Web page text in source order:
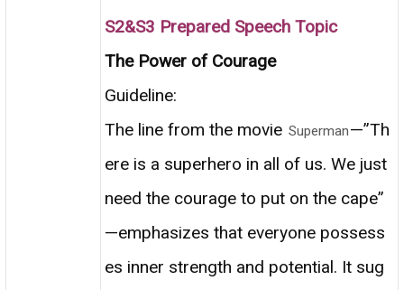
S2&S3 Prepared Speech Topic
The Power of Courage
Guideline:
The line from the movie Superman—”Th
ere is a superhero in all of us. We just
need the courage to put on the cape”
—emphasizes that everyone possess
es inner strength and potential. It sug